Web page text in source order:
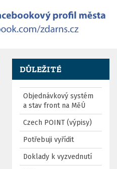
DŮLEŽITÉ
Objednávkový systém
a stav front na MěÚ
Czech POINT (výpisy)
Potřebuji vyřídit
Doklady k vyzvednutí